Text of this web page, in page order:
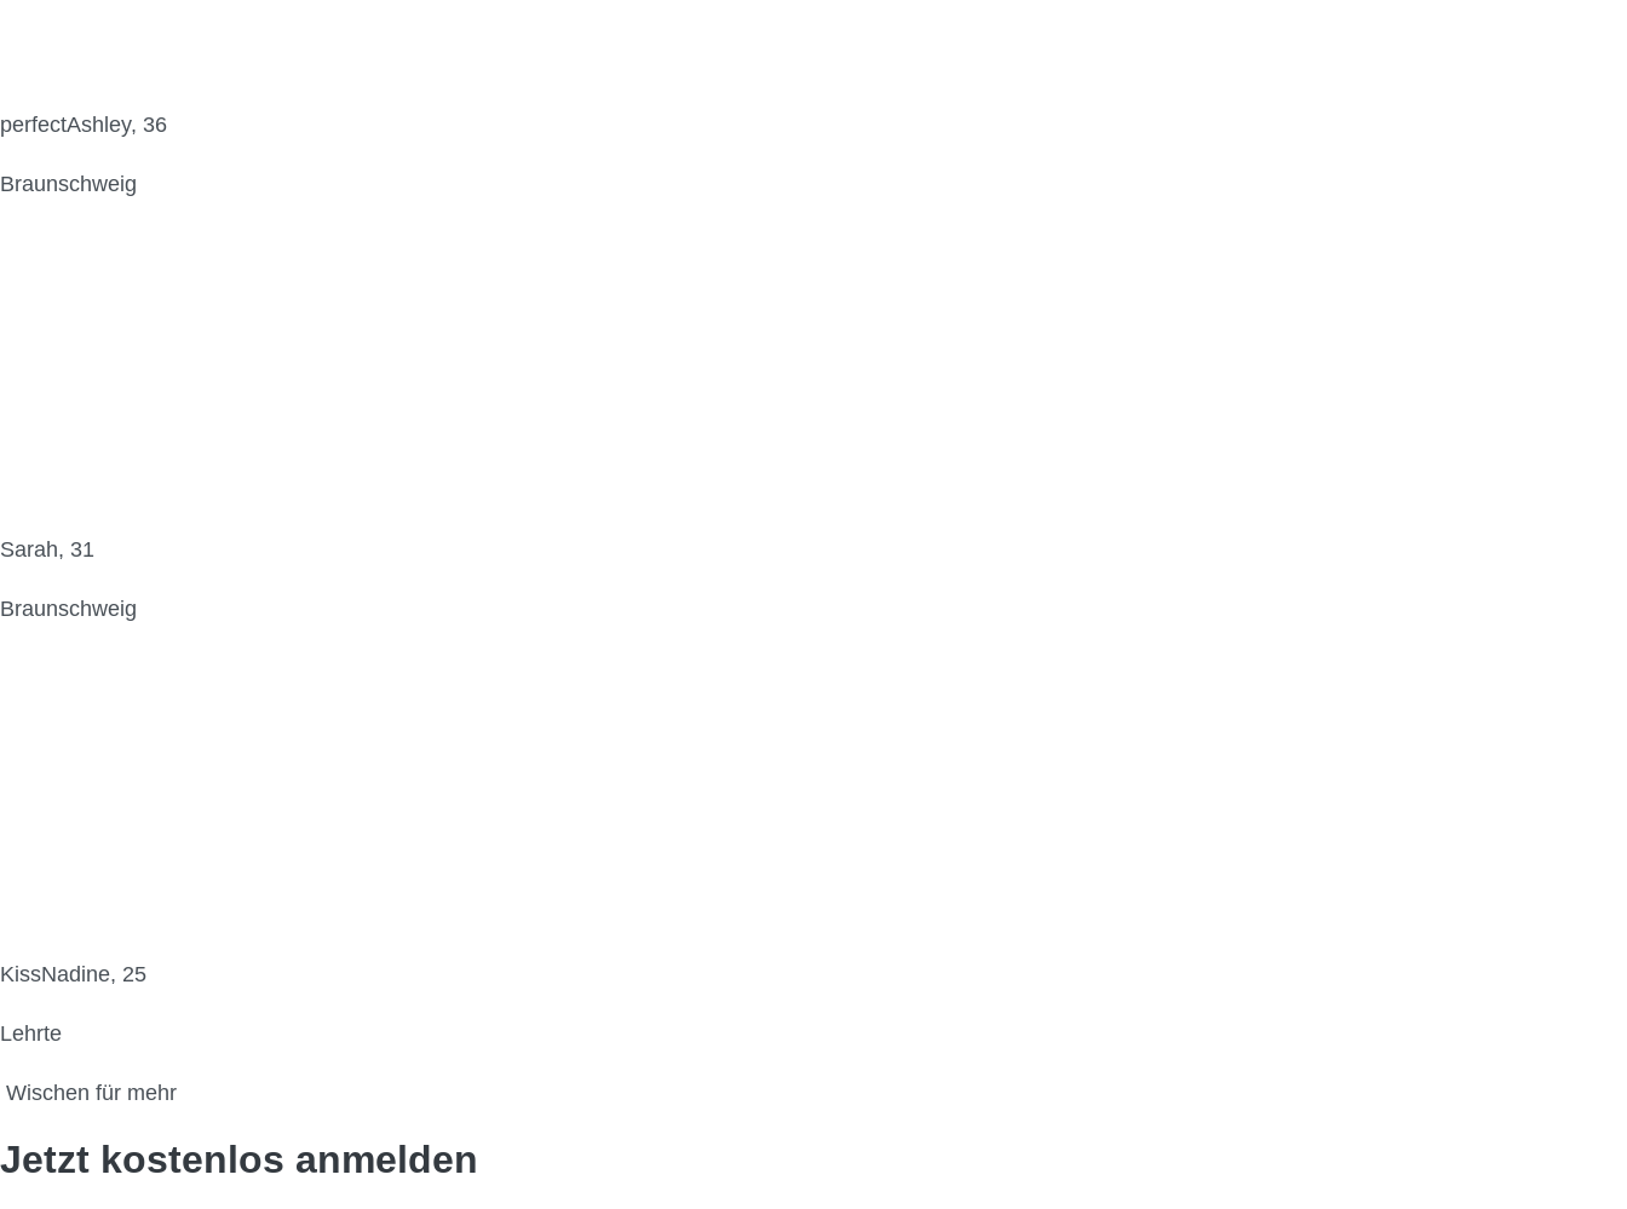
perfectAshley, 36
Braunschweig
Sarah, 31
Braunschweig
KissNadine, 25
Lehrte
Wischen für mehr
Jetzt kostenlos anmelden